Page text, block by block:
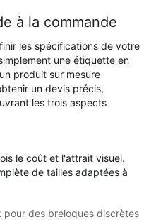
à la commande
les spécifications de votre
une étiquette en
produit sur mesure
un devis précis,
les trois aspects
le coût et l'attrait visuel.
de tailles adaptées à
pour des breloques discrètes